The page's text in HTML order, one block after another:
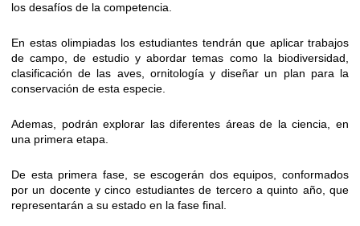
los desafíos de la competencia.
En estas olimpiadas los estudiantes tendrán que aplicar trabajos
de campo, de estudio y abordar temas como la biodiversidad,
clasificación de las aves, ornitología y diseñar un plan para la
conservación de esta especie.
Ademas, podrán explorar las diferentes áreas de la ciencia, en
una primera etapa.
De esta primera fase, se escogerán dos equipos, conformados
por un docente y cinco estudiantes de tercero a quinto año, que
representarán a su estado en la fase final.